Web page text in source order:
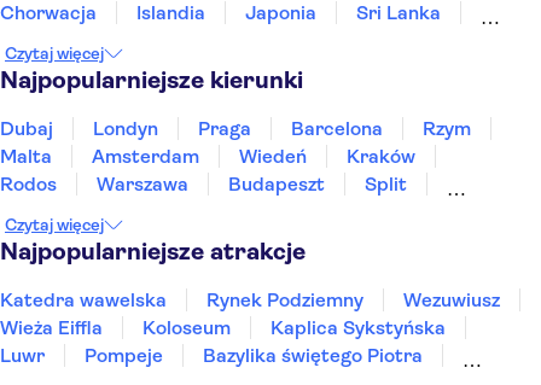
Chorwacja
Islandia Japonia
Sri Lanka
Tunezja
Turcja Wietnam
Czytaj więcej
Najpopularniejsze kierunki
Dubaj Londyn Praga Barcelona
Rzym
Malta
Amsterdam Wiedeń
Kraków
Rodos
Warszawa Budapeszt
Split
Sopot
Gdynia Zakopane
Czytaj więcej
Najpopularniejsze atrakcje
Katedra wawelska Rynek Podziemny
Wezuwiusz
Wieża Eiffla
Koloseum
Kaplica Sykstyńska
Luwr
Pompeje
Bazylika świętego Piotra